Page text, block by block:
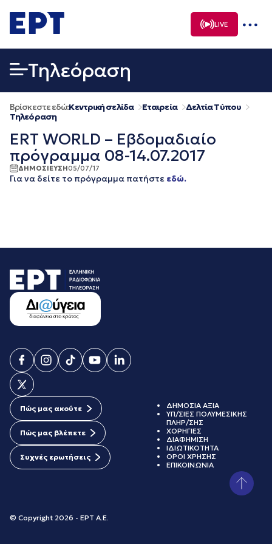
σε
περιεχόμενο
LIVE
Τηλεόραση
Βρίσκεστε εδώ:Κεντρική σελίδα Εταιρεία
Δελτία Τύπου
Τηλεόραση
ERT WORLD – Εβδομαδιαίο
πρόγραμμα 08-14.07.2017
ΔΗΜΟΣΙΕΥΣΗ05/07/17
Για να δείτε το πρόγραμμα πατήστε εδώ.
Πώς μας ακούτε
Πώς μας βλέπετε
Συχνές ερωτήσεις
© Copyright 2026 - ΕΡΤ Α.Ε.
ΔΗΜΟΣΙΑ ΑΞΙΑ
ΥΠ/ΣΙΕΣ ΠΟΛΥΜΕΣΙΚΗΣ
ΠΛΗΡ/ΣΗΣ
ΧΟΡΗΓΙΕΣ
ΔΙΑΦΗΜΙΣΗ
ΙΔΙΩΤΙΚΟΤΗΤΑ
ΟΡΟΙ ΧΡΗΣΗΣ
ΕΠΙΚΟΙΝΩΝΙΑ